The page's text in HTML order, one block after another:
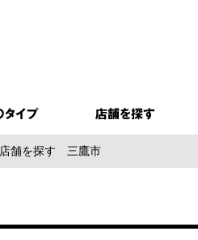
店舗を探す 三鷹市